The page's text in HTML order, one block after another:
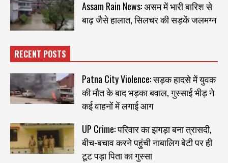
Assam Rain News: असम में भारी बारिश से
बाढ़ जैसे हालात, सिलचर की सड़कें जलमग्न
RECENT POSTS
Patna City Violence: सड़क हादसे में युवक
की मौत के बाद भड़का बवाल, गुस्साई भीड़ ने
कई वाहनों में लगाई आग
UP Crime: परिवार का झगड़ा बना त्रासदी,
बीच-बचाव करने पहुंची नाबालिग बेटी पर ही
टूट पड़ा पिता का गुस्सा